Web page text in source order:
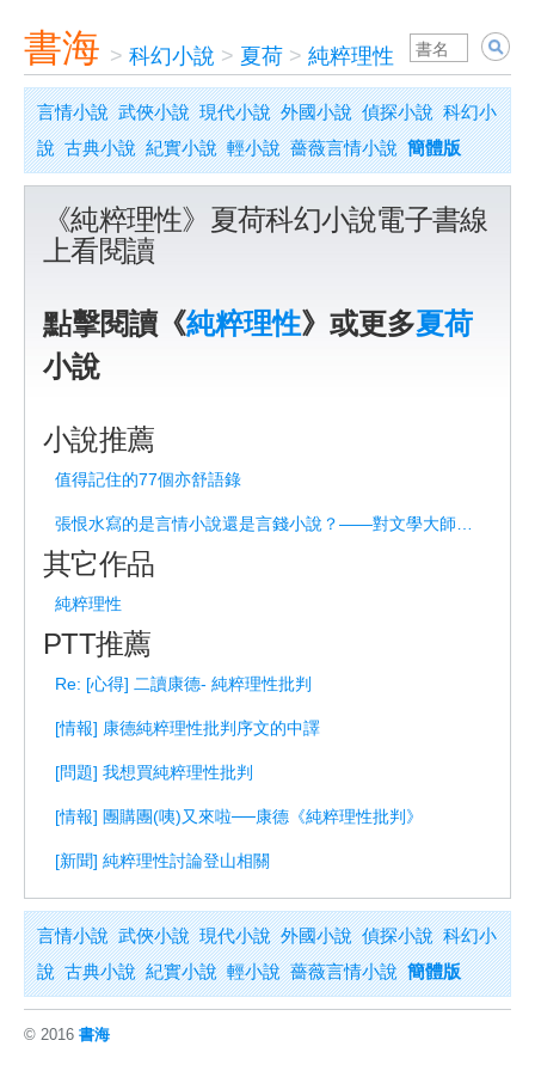
書海 > 科幻小說 > 夏荷 > 純粹理性
言情小說 武俠小說 現代小說 外國小說 偵探小說 科幻小
說 古典小說 紀實小說 輕小說 薔薇言情小說 簡體版
《純粹理性》夏荷科幻小說電子書線
上看閱讀
點擊閱讀《純粹理性》或更多夏荷
小說
小說推薦
值得記住的77個亦舒語錄
其它作品
純粹理性
PTT推薦
Re: [心得] 二讀康德- 純粹理性批判
[情報] 康德純粹理性批判序文的中譯
[問題] 我想買純粹理性批判
[情報] 團購團(咦)又來啦──康德《純粹理性批判》
[新聞] 純粹理性討論登山相關
言情小說 武俠小說 現代小說 外國小說 偵探小說 科幻小
說 古典小說 紀實小說 輕小說 薔薇言情小說 簡體版
© 2016 書海